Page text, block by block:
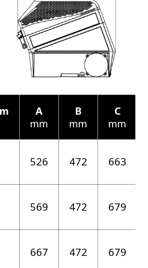
A
mm
B
mm
C
mm
526 472 663
569 472 679
667 472 679